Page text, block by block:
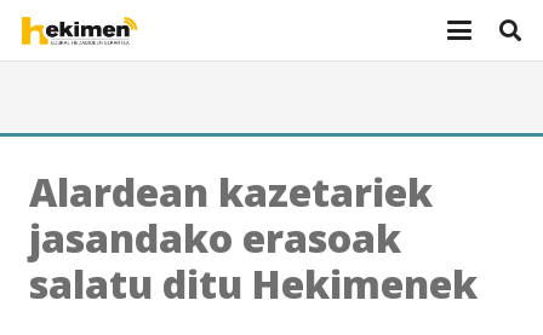
Alardean kazetariek
jasandako erasoak
salatu ditu Hekimenek